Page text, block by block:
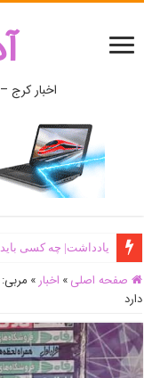
اخبار کرج
یادداشت| ‌چه کسی
صفحه اصلی » اخبار »
دارد